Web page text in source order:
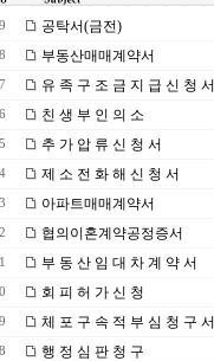
공탁서(금전)
부동산매매계약서
유 족 구 조 금 지 급 신 청 서
친 생 부 인 의 소
추 가 압 류 신 청 서
제 소 전 화 해 신 청 서
아파트매매계약서
협의이혼계약공정증서
부 동 산 임 대 차 계 약 서
회 피 허 가 신 청
체 포 구 속 적 부 심 청 구 서
행 정 심 판 청 구